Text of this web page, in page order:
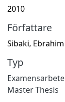
2010
Författare
Sibaki,
Typ
Master Thesis